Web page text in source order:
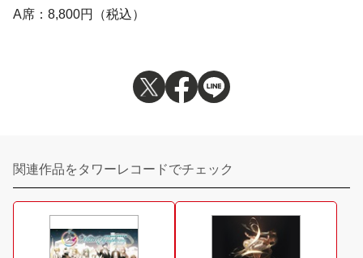
A席：8,800円（税込）
関連作品をタワーレコードでチェック